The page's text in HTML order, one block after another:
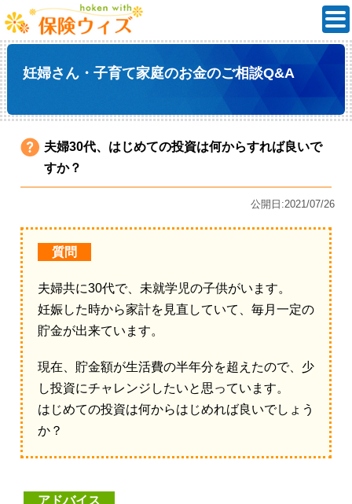
妊婦さん・子育て家庭のお金のご相談Q&A
夫婦30代、はじめての投資は何からすれば良いで
すか？
公開日:2021/07/26
質問
夫婦共に30代で、未就学児の子供がいます。
妊娠した時から家計を見直していて、毎月一定の
貯金が出来ています。
現在、貯金額が生活費の半年分を超えたので、少
し投資にチャレンジしたいと思っています。
はじめての投資は何からはじめれば良いでしょう
か？
アドバイス